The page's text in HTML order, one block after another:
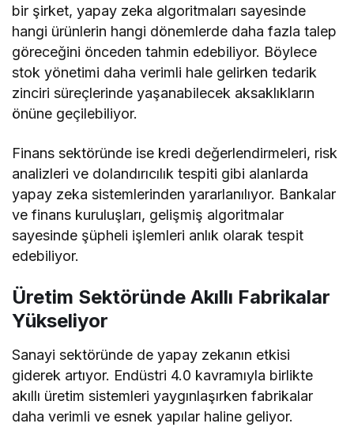
bir şirket, yapay zeka algoritmaları sayesinde
hangi ürünlerin hangi dönemlerde daha fazla talep
göreceğini önceden tahmin edebiliyor. Böylece
stok yönetimi daha verimli hale gelirken tedarik
zinciri süreçlerinde yaşanabilecek aksaklıkların
önüne geçilebiliyor.
Finans sektöründe ise kredi değerlendirmeleri, risk
analizleri ve dolandırıcılık tespiti gibi alanlarda
yapay zeka sistemlerinden yararlanılıyor. Bankalar
ve finans kuruluşları, gelişmiş algoritmalar
sayesinde şüpheli işlemleri anlık olarak tespit
edebiliyor.
Üretim Sektöründe Akıllı Fabrikalar
Yükseliyor
Sanayi sektöründe de yapay zekanın etkisi
giderek artıyor. Endüstri 4.0 kavramıyla birlikte
akıllı üretim sistemleri yaygınlaşırken fabrikalar
daha verimli ve esnek yapılar haline geliyor.